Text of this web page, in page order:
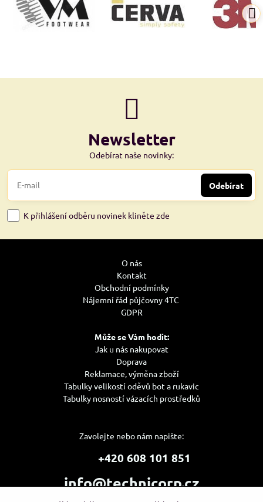
Newsletter
Odebírat naše novinky:
Odebírat
K přihlášení odběru novinek kliněte zde
O nás
Kontakt
Obchodní podmínky
Nájemní řád půjčovny 4TC
GDPR
Může se Vám hodit:
Jak u nás nakupovat
Doprava
Reklamace, výměna zboží
Tabulky velikostí oděvů bot a rukavic
Tabulky nosností vázacích prostředků
Zavolejte nebo nám napište:
+420 608 101 851
info@technicorp.cz